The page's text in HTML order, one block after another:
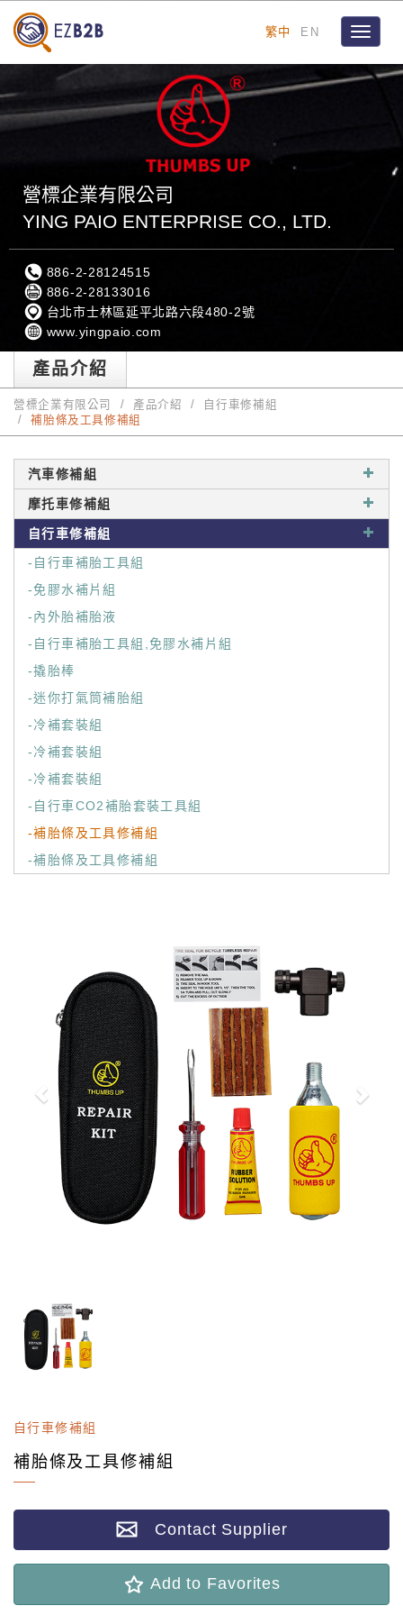
繁中 EN
Toggle
營標企業有限公司
YING PAIO ENTERPRISE CO., LTD.
886-2-28124515
886-2-28133016
台北市士林區延平北路六段480-2號
www.yingpaio.com
產品介紹
營標企業有限公司 產品介紹
自行車修補組
補胎條及工具修補組
汽車修補組
摩托車修補組
自行車修補組
-自行車補胎工具組
-免膠水補片組
-內外胎補胎液
-自行車補胎工具組,免膠水補片組
-撬胎棒
-迷你打氣筒補胎組
-冷補套裝組
-冷補套裝組
-冷補套裝組
-自行車CO2補胎套裝工具組
-補胎條及工具修補組
-補胎條及工具修補組
自行車修補組
補胎條及工具修補組
Contact Supplier
Add to Favorites